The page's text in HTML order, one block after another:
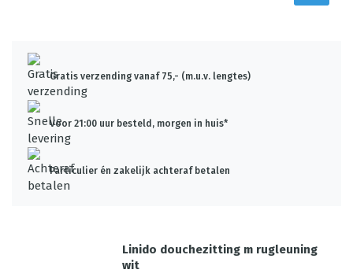
Gratis verzending vanaf 75,- (m.u.v. lengtes)
Voor 21:00 uur besteld, morgen in huis*
Particulier én zakelijk achteraf betalen
Linido douchezitting m rugleuning
wit